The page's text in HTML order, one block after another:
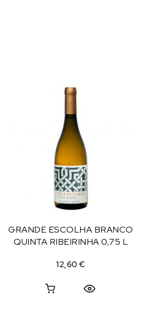
GRANDE ESCOLHA BRANCO
QUINTA RIBEIRINHA 0,75 L
12,60€